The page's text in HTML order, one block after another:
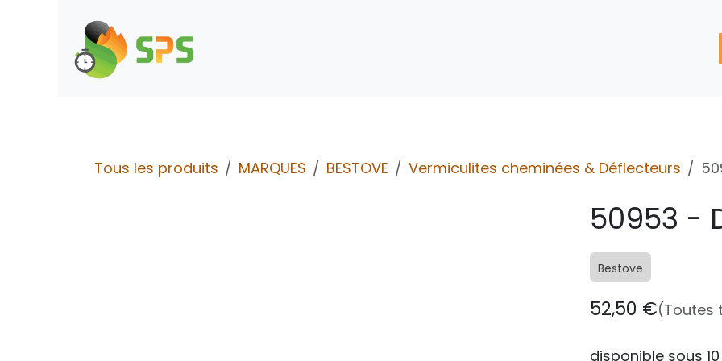
Tous les produits MARQUES BESTOVE Vermiculites cheminées & Déflecteurs
50953 -
Bestove
52,50 €(Toutes
disponible sous